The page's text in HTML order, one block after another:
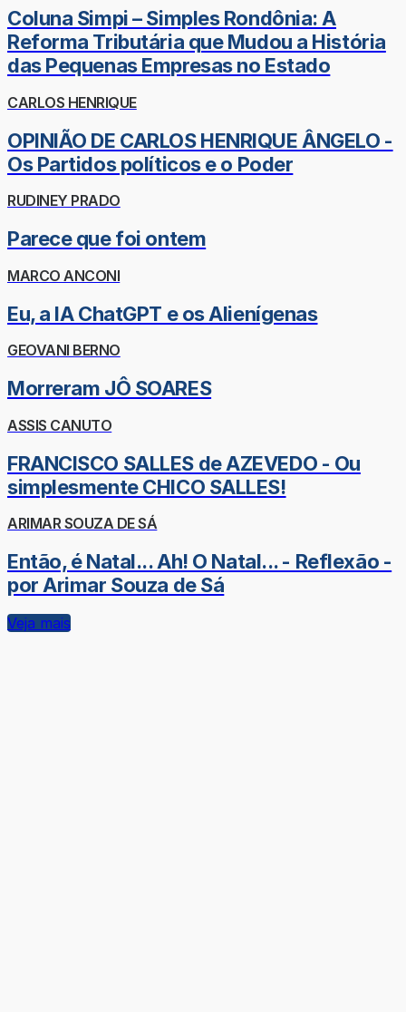
Coluna Simpi – Simples Rondônia: A
Reforma Tributária que Mudou a História
das Pequenas Empresas no Estado
CARLOS HENRIQUE
OPINIÃO DE CARLOS HENRIQUE ÂNGELO -
Os Partidos políticos e o Poder
RUDINEY PRADO
Parece que foi ontem
MARCO ANCONI
Eu, a IA ChatGPT e os Alienígenas
GEOVANI BERNO
Morreram JÔ SOARES
ASSIS CANUTO
FRANCISCO SALLES de AZEVEDO - Ou
simplesmente CHICO SALLES!
ARIMAR SOUZA DE SÁ
Então, é Natal... Ah! O Natal... - Reflexão -
por Arimar Souza de Sá
Veja mais